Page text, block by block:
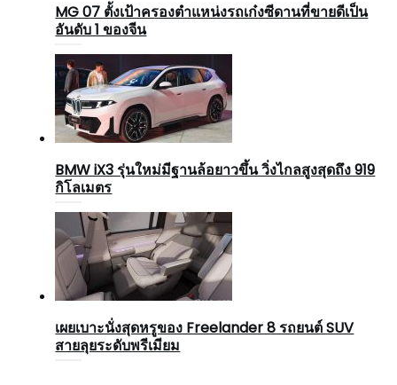
MG 07 ตั้งเป้าครองตำแหน่งรถเก๋งซีดานที่ขายดีเป็น
อันดับ 1 ของจีน
BMW iX3 รุ่นใหม่มีฐานล้อยาวขึ้น วิ่งไกลสูงสุดถึง 919
กิโลเมตร
เผยเบาะนั่งสุดหรูของ Freelander 8 รถยนต์ SUV
สายลุยระดับพรีเมียม